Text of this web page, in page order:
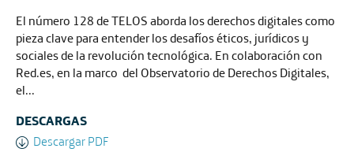
El número 128 de TELOS aborda los derechos digitales como
pieza clave para entender los desafíos éticos, jurídicos y
sociales de la revolución tecnológica. En colaboración con
Red.es, en la marco del Observatorio de Derechos Digitales,
el...
DESCARGAS
Descargar PDF